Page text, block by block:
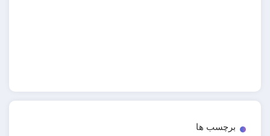
برچسب ها